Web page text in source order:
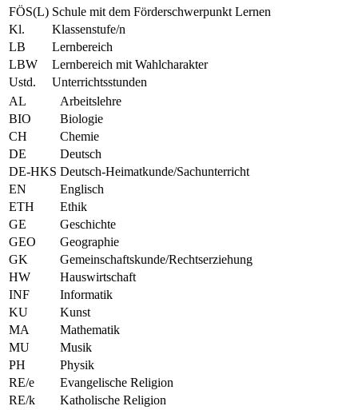
FÖS(L) Schule mit dem Förderschwerpunkt Lernen
Kl.
Klassenstufe/n
LB
Lernbereich
LBW
Lernbereich mit Wahlcharakter
Ustd.
Unterrichtsstunden
AL
Arbeitslehre
BIO
Biologie
CH
Chemie
DE
Deutsch
DE-HKS Deutsch-Heimatkunde/Sachunterricht
EN
Englisch
ETH
Ethik
GE
Geschichte
GEO
Geographie
GK
Gemeinschaftskunde/Rechtserziehung
HW
Hauswirtschaft
INF
Informatik
KU
Kunst
MA
Mathematik
MU
Musik
PH
Physik
RE/e
Evangelische Religion
RE/k
Katholische Religion